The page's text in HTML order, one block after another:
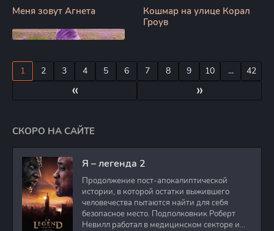
Меня зовут Агнета
Кошмар на улице Корал
Гроув
«
1 2 3 4 5 6 7 8 9 10 ... 42
»
СКОРО НА САЙТЕ
Я – легенда 2
Продолжение пост-апокалиптической
истории, в которой остатки выжившего
человечества пытаются найти для себя
безопасное место. Подполковник Роберт
Невилл работал в медицинском секторе и